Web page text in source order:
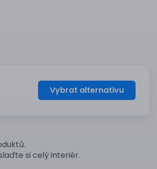
Vybrat alternativu
si celý interiér.